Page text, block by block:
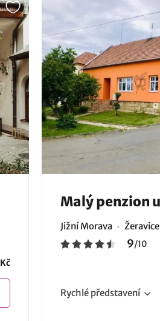
Malý penzion
Jižní Morava Žeravice
9/10
Rychlé představení